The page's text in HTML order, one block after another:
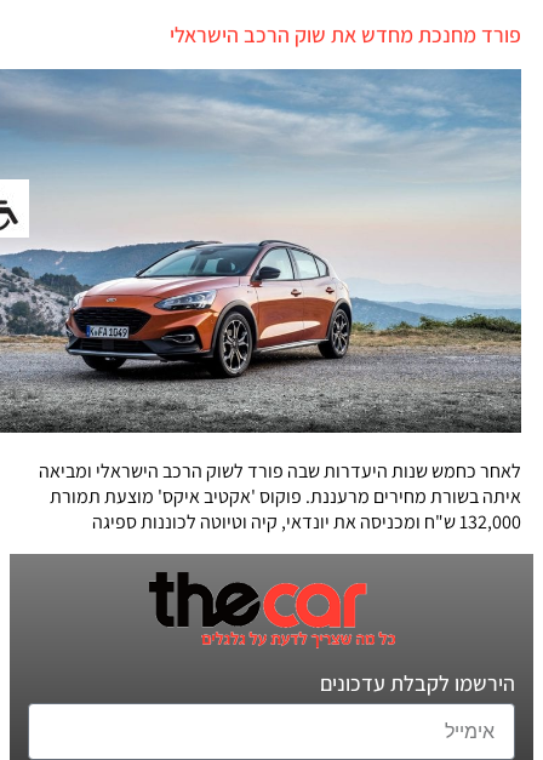
פורד מחנכת מחדש את שוק הרכב הישראלי
לאחר כחמש שנות היעדרות שבה פורד לשוק הרכב הישראלי ומביאה
איתה בשורת מחירים מרעננת. פוקוס 'אקטיב איקס' מוצעת תמורת
132,000 ש"ח ומכניסה את יונדאי, קיה וטיוטה לכוננות ספיגה
הירשמו לקבלת עדכונים